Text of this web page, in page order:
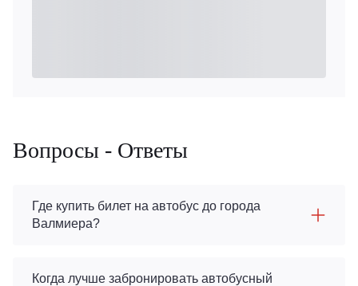
Вопросы - Ответы
Где купить билет на автобус до города
Валмиера?
Когда лучше забронировать автобусный